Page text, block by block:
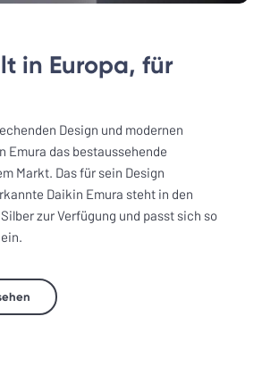
in Europa, für
Design und modernen
Emura das bestaussehende
Markt. Das für sein Design
Daikin Emura steht in den
zur Verfügung und passt sich so